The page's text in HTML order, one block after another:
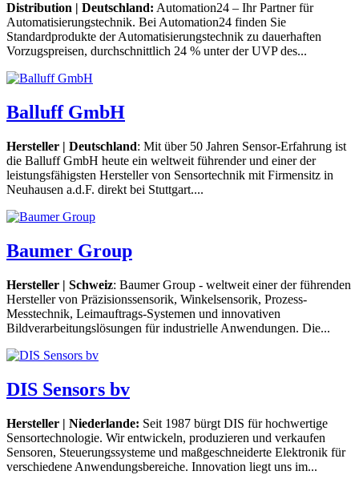
Distribution | Deutschland: Automation24 – Ihr Partner für
Automatisierungstechnik. Bei Automation24 finden Sie
Standardprodukte der Automatisierungstechnik zu dauerhaften
Vorzugspreisen, durchschnittlich 24 % unter der UVP des...
Balluff GmbH
Hersteller | Deutschland: Mit über 50 Jahren Sensor-Erfahrung ist
die Balluff GmbH heute ein weltweit führender und einer der
leistungsfähigsten Hersteller von Sensortechnik mit Firmensitz in
Neuhausen a.d.F. direkt bei Stuttgart....
Baumer Group
Hersteller | Schweiz: Baumer Group - weltweit einer der führenden
Hersteller von Präzisionssensorik, Winkelsensorik, Prozess-
Messtechnik, Leimauftrags-Systemen und innovativen
Bildverarbeitungslösungen für industrielle Anwendungen. Die...
DIS Sensors bv
Hersteller | Niederlande: Seit 1987 bürgt DIS für hochwertige
Sensortechnologie. Wir entwickeln, produzieren und verkaufen
Sensoren, Steuerungssysteme und maßgeschneiderte Elektronik für
verschiedene Anwendungsbereiche. Innovation liegt uns im...